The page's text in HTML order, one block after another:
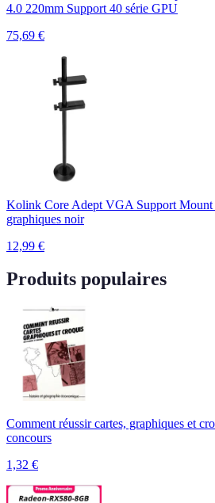
4.0 220mm Support 40 série GPU
75,69 €
Kolink Core Adept VGA Support Mount
graphiques noir
12,99 €
Produits populaires
Comment réussir cartes, graphiques et
concours
1,32 €